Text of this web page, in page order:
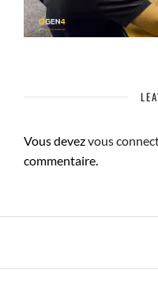
Vous devezvous
commentaire.